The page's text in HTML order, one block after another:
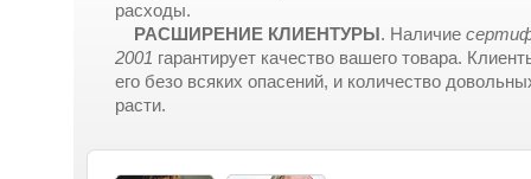
расходы.
РАСШИРЕНИЕ КЛИЕНТУРЫ . Наличие
2001 гарантирует качество вашего товара.
его безо всяких опасений, и количество
расти.